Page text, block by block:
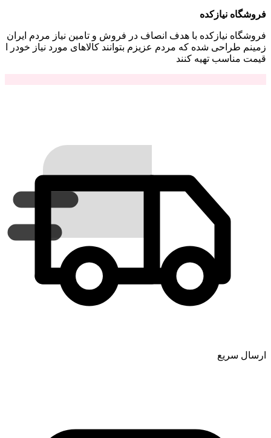
فروشگاه نیازکده
فروشگاه نیازکده با هدف انصاف در فروش و تامین نیاز مردم ایران
زمینم طراحی شده که مردم عزیزم بتوانند کالاهای مورد نیاز خودر ا
قیمت مناسب تهیه کنند
ارسال سریع